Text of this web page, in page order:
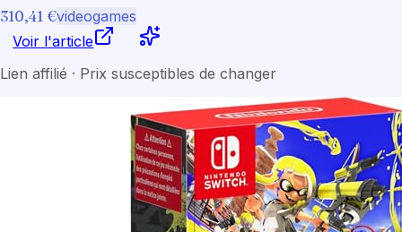
310,41 €videogames
Voir l'article
Lien affilié · Prix susceptibles de changer